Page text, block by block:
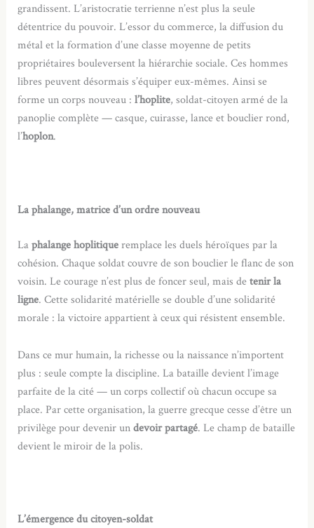
grandissent. L’aristocratie terrienne n’est plus la seule
détentrice du pouvoir. L’essor du commerce, la diffusion du
métal et la formation d’une classe moyenne de petits
propriétaires bouleversent la hiérarchie sociale. Ces hommes
libres peuvent désormais s’équiper eux-mêmes. Ainsi se
forme un corps nouveau :l’hoplite, soldat-citoyen armé de la
panoplie complète — casque, cuirasse, lance et bouclier rond,
l’hoplon.
La phalange, matrice d’un ordre nouveau
Laphalange hoplitiqueremplace les duels héroïques par la
cohésion. Chaque soldat couvre de son bouclier le flanc de son
voisin. Le courage n’est plus de foncer seul, mais detenir la
ligne. Cette solidarité matérielle se double d’une solidarité
morale : la victoire appartient à ceux qui résistent ensemble.
Dans ce mur humain, la richesse ou la naissance n’importent
plus : seule compte la discipline. La bataille devient l’image
parfaite de la cité — un corps collectif où chacun occupe sa
place. Par cette organisation, la guerre grecque cesse d’être un
privilège pour devenir undevoir partagé. Le champ de bataille
devient le miroir de la polis.
L’émergence du citoyen-soldat